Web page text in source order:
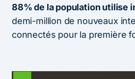
88% de la population utilise
demi-million de nouveaux
connectés pour la première